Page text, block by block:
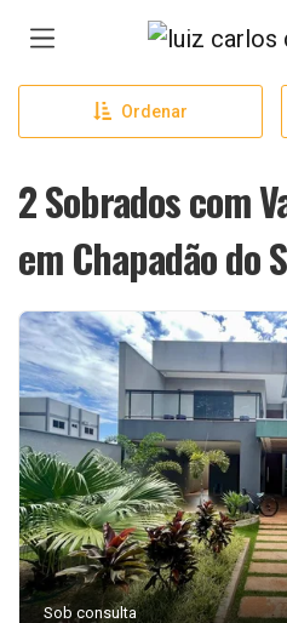
Página inicial
Ordenar
2 Sobrados com
em Chapadão do
Sob consulta